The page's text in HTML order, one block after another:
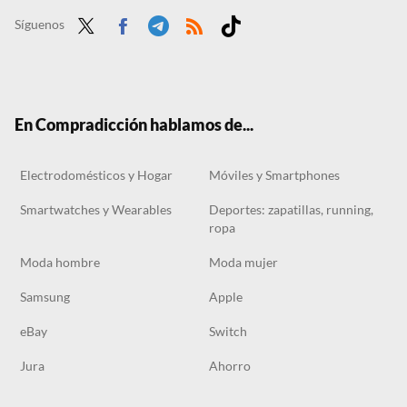
Síguenos
En Compradicción hablamos de...
Electrodomésticos y Hogar Móviles y Smartphones
Smartwatches y Wearables
Deportes: zapatillas, running,
ropa
Moda hombre Moda mujer
Samsung Apple
eBay Switch
Jura Ahorro